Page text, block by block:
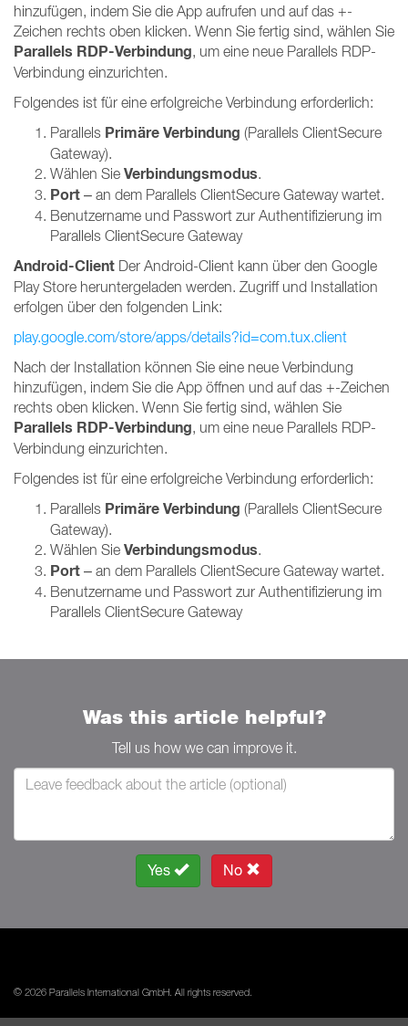
hinzufügen, indem Sie die App aufrufen und auf das +-
Zeichen rechts oben klicken. Wenn Sie fertig sind, wählen Sie
Parallels RDP-Verbindung, um eine neue Parallels RDP-
Verbindung einzurichten.
Folgendes ist für eine erfolgreiche Verbindung erforderlich:
Parallels Primäre Verbindung (Parallels ClientSecure
Gateway).
Wählen Sie Verbindungsmodus.
Port – an dem Parallels ClientSecure Gateway wartet.
Benutzername und Passwort zur Authentifizierung im
Parallels ClientSecure Gateway
Android-Client Der Android-Client kann über den Google
Play Store heruntergeladen werden. Zugriff und Installation
erfolgen über den folgenden Link:
play.google.com/store/apps/details?id=com.tux.client
Nach der Installation können Sie eine neue Verbindung
hinzufügen, indem Sie die App öffnen und auf das +-Zeichen
rechts oben klicken. Wenn Sie fertig sind, wählen Sie
Parallels RDP-Verbindung, um eine neue Parallels RDP-
Verbindung einzurichten.
Folgendes ist für eine erfolgreiche Verbindung erforderlich:
Parallels Primäre Verbindung (Parallels ClientSecure
Gateway).
Wählen Sie Verbindungsmodus.
Port – an dem Parallels ClientSecure Gateway wartet.
Benutzername und Passwort zur Authentifizierung im
Parallels ClientSecure Gateway
Was this article helpful?
Tell us how we can improve it.
Yes No
© 2026 Parallels International GmbH. All rights reserved.